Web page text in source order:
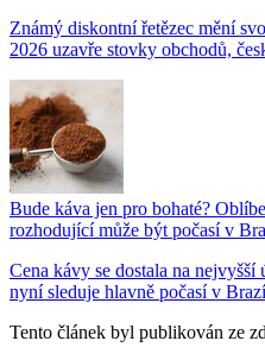
Známý diskontní řetězec mění
2026 uzavře stovky obchodů,
Bude káva jen pro bohaté?
rozhodující může být počasí v
Cena kávy se dostala na
nyní sleduje hlavně počasí v
Tento článek byl publikován ze